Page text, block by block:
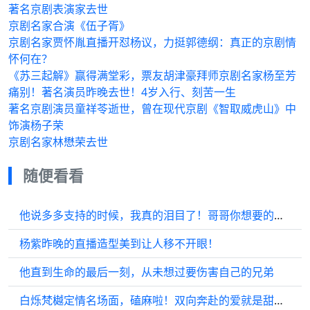
著名京剧表演家去世
京剧名家合演《伍子胥》
京剧名家贾怀胤直播开怼杨议，力挺郭德纲：真正的京剧情
怀何在？
《苏三起解》赢得满堂彩，票友胡津豪拜师京剧名家杨至芳
痛别！著名演员昨晚去世！4岁入行、刻苦一生
著名京剧演员童祥苓逝世，曾在现代京剧《智取威虎山》中
饰演杨子荣
京剧名家林懋荣去世
随便看看
他说多多支持的时候，我真的泪目了！哥哥你想要的一定会如愿以偿！
杨紫昨晚的直播造型美到让人移不开眼！
他直到生命的最后一刻，从未想过要伤害自己的兄弟
白烁梵樾定情名场面，磕麻啦！双向奔赴的爱就是甜！白鹿敖瑞鹏